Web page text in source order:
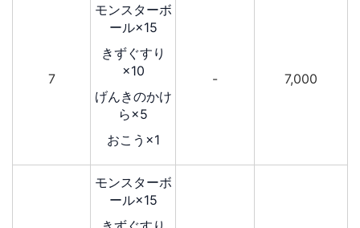
7
モンスターボ
ール×15
きずぐすり
×10
げんきのかけ
ら×5
おこう×1
- 7,000
モンスターボ
ール×15